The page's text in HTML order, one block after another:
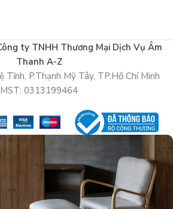
ty TNHH Thương Mại Dịch Vụ Âm
Thanh A-Z
P.Thạnh Mỹ Tây, TP.Hồ Chí Minh
MST: 0313199464